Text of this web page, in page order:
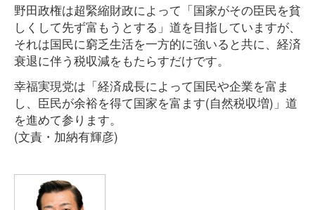
野田政権は超緊縮財政によって「国家がその臣民を貧
しくして先ず富もうとする」道を目指していますが、
それは国民に窮乏生活を一方的に強いると共に、経済
衰退に伴う税収減をもたらすだけです。
幸福実現党は「経済成長によって国民や企業を富ま
し、臣民が余裕を得て国家を富ます(自然税収増)」道
を進めて参ります。
(文責・加納有輝彦)